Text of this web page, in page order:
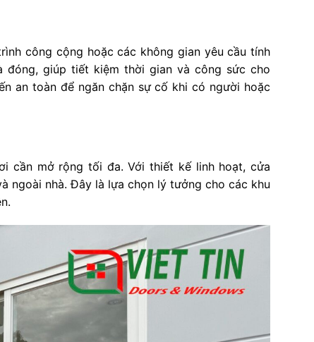
công cộng hoặc các không gian yêu cầu tính
giúp tiết kiệm thời gian và công sức cho
an toàn để ngăn chặn sự cố khi có người hoặc
cần mở rộng tối đa. Với thiết kế linh hoạt, cửa
ngoài nhà. Đây là lựa chọn lý tưởng cho các khu